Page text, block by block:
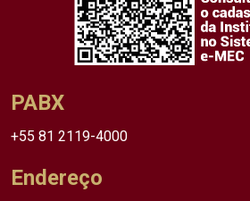
PABX
+55 81 2119-4000
Endereço